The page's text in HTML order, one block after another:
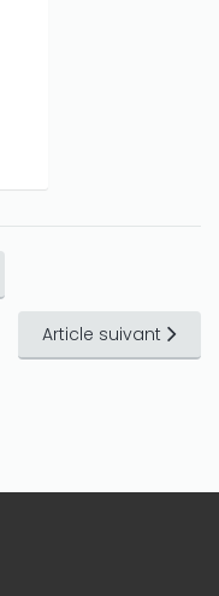
Article suivant